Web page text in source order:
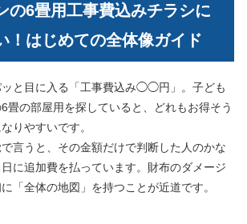
の6畳用工事費込みチラシに
！はじめての全体像ガイド
と目に入る「工事費込み◯◯円」。子ども
畳の部屋用を探していると、どれもお得そう
りやすいです。
言うと、その金額だけで判断した人のかな
に追加費を払っています。財布のダメージ
「全体の地図」を持つことが近道です。